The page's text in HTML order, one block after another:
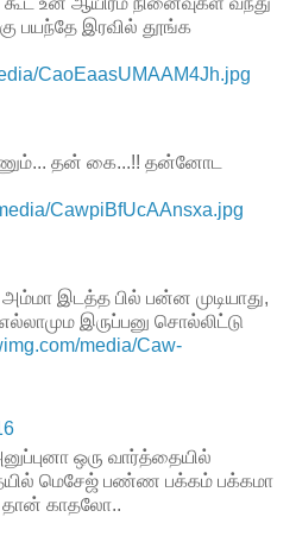
பயந்தே இரவில் தூங்க
CaoEaasUMAAM4Jh.jpg
தன் கை...!! தன்னோட
CawpiBfUcAAnsxa.jpg
இடத்த பில் பன்ன முடியாது,
இருப்பனு சொல்லிட்டு
media/Caw-
ஒரு வார்த்தையில்
மெசேஜ் பண்ண பக்கம் பக்கமா
தான் காதலோ..